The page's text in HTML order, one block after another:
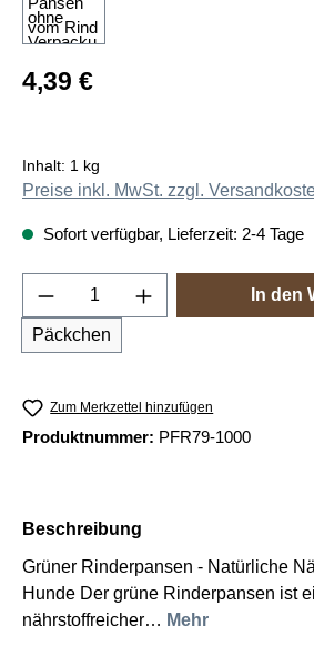
Regulärer Preis:
4,39 €
Inhalt: 1 kg
Preise inkl. MwSt. zzgl.
Sofort verfügbar, Lieferzeit: 2-4 Tage
Produkt Anzahl: Gib den
Päckchen
In den
Zum Merkzettel hinzufügen
Produktnummer: PFR79-1000
Beschreibung
Grüner Rinderpansen - Natürliche
Hunde Der grüne Rinderpansen ist
nährstoffreicher… Mehr